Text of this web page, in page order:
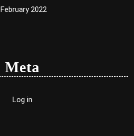
February 2022
Meta
Log in